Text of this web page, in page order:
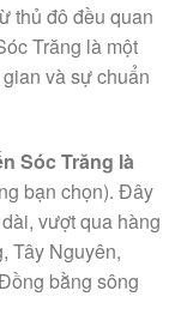
thủ đô đều quan
Trăng là một
và sự chuẩn
Sóc Trăng là
bạn chọn). Đây
vượt qua hàng
Tây Nguyên,
bằng sông